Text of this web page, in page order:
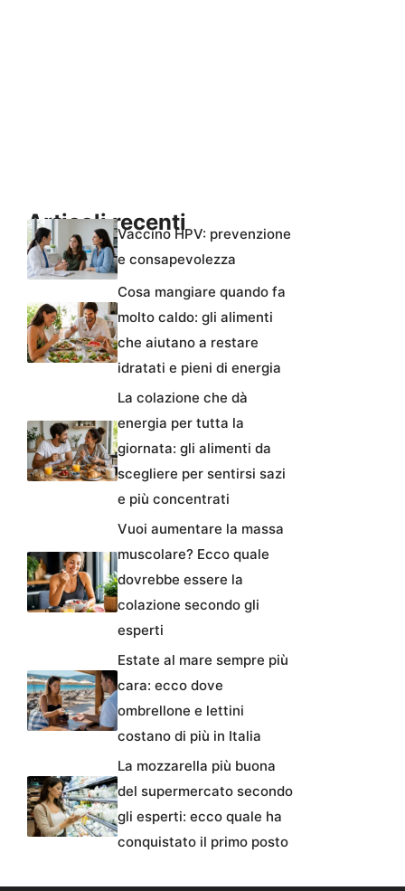
Articoli recentiVaccino HPV: prevenzione
e consapevolezza
Cosa mangiare quando fa
molto caldo: gli alimenti
che aiutano a restare
idratati e pieni di energia
La colazione che dà
energia per tutta la
giornata: gli alimenti da
scegliere per sentirsi sazi
e più concentrati
Vuoi aumentare la massa
muscolare? Ecco quale
dovrebbe essere la
colazione secondo gli
esperti
Estate al mare sempre più
cara: ecco dove
ombrellone e lettini
costano di più in Italia
La mozzarella più buona
del supermercato secondo
gli esperti: ecco quale ha
conquistato il primo posto